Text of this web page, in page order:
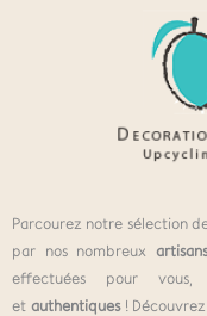
Parcourez notre sélection
par nos nombreux
effectuées pour
et authentiques!